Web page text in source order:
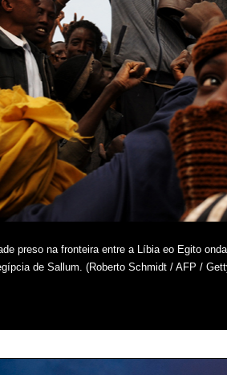
preso na fronteira entre a Líbia eo Egito
de Sallum. (Roberto Schmidt / AFP /